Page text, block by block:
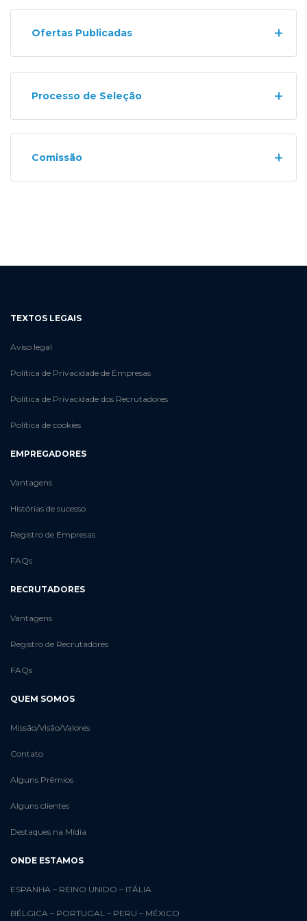
Ofertas Publicadas
Processo de Seleção
Comissão
TEXTOS LEGAIS
Aviso legal
Política de Privacidade de Empresas
Política de Privacidade dos Recrutadores
Política de cookies
EMPREGADORES
Vantagens
Histórias de sucesso
Registro de Empresas
FAQs
RECRUTADORES
Vantagens
Registro de Recrutadores
FAQs
QUEM SOMOS
Missão/Visão/Valores
Contato
Alguns Prêmios
Alguns clientes
Destaques na Mídia
ONDE ESTAMOS
ESPANHA – REINO UNIDO – ITÁLIA
BÉLGICA – PORTUGAL – PERU – MÉXICO